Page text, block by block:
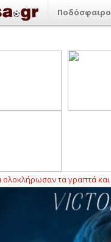
Ποδόσφαιρο
τα γραπτά και